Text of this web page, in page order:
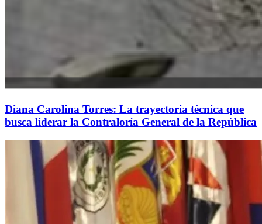
Diana Carolina Torres: La trayectoria técnica que
busca liderar la Contraloría General de la República